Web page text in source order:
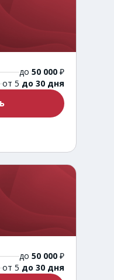
до 50 000 ₽
от 5 до 30 дня
до 50 000 ₽
от 5 до 30 дня